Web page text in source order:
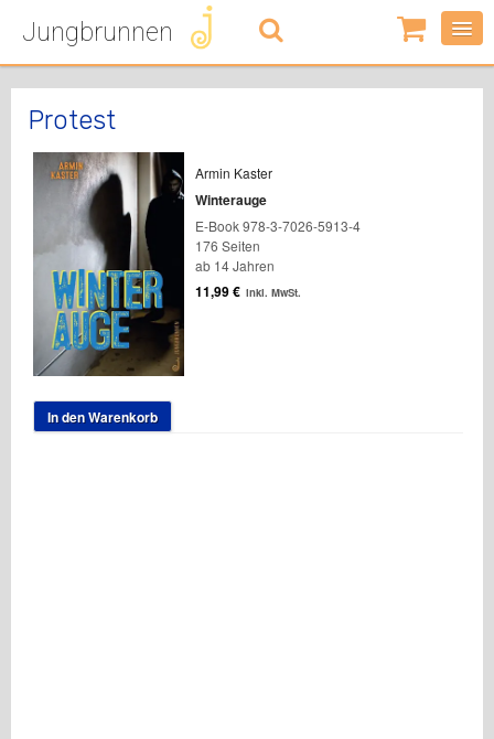
Jungbrunnen
0
Artikel
-
Protest
Armin Kaster
Winterauge
E-Book 978-3-7026-5913-4
176 Seiten
ab 14 Jahren
11,99€ inkl. MwSt.
In den Warenkorb